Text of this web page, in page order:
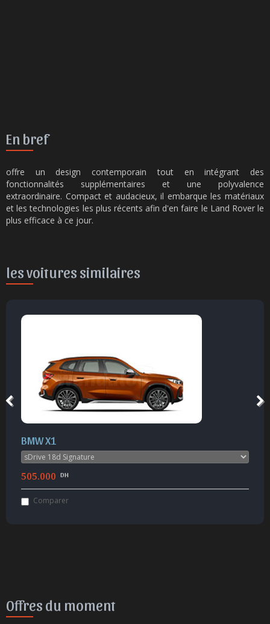
En bref
offre un design contemporain tout en intégrant des
fonctionnalités supplémentaires et une polyvalence
extraordinaire. Compact et audacieux, il embarque les matériaux
et les technologies les plus récents afin d'en faire le Land Rover le
plus efficace à ce jour.
les voitures similaires
BMW X1
505.000 DH
Comparer
Offres du moment